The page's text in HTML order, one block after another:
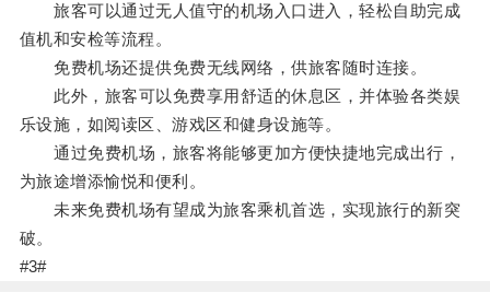
旅客可以通过无人值守的机场入口进入，轻松自助完成
值机和安检等流程。
免费机场还提供免费无线网络，供旅客随时连接。
此外，旅客可以免费享用舒适的休息区，并体验各类娱
乐设施，如阅读区、游戏区和健身设施等。
通过免费机场，旅客将能够更加方便快捷地完成出行，
为旅途增添愉悦和便利。
未来免费机场有望成为旅客乘机首选，实现旅行的新突
破。
#3#